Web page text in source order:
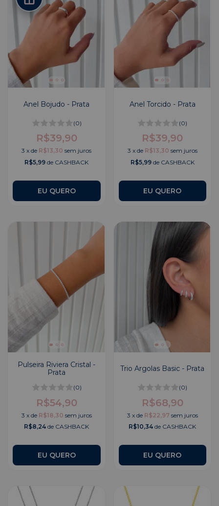
Anel Bojudo - Prata
(0)
R$39,90
3 xde R$13,30 sem juros
R$5,99 de CASHBACK
EU QUERO
Anel Torcido - Prata
(0)
R$39,90
3 x de R$13,30 sem juros
R$5,99de CASHBACK
EU QUERO
Pulseira Riviera Cristal -
Prata
(0)
R$54,90
3 x de R$18,30 sem juros
R$8,24 de CASHBACK
Trio Argolas Basic - Prata
(0)
R$68,90
3 x de R$22,97 sem juros
R$10,34 de CASHBACK